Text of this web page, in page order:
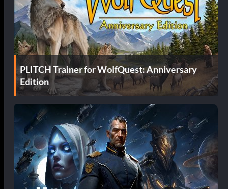
PLITCH Trainer for WolfQuest: Anniversary
Edition